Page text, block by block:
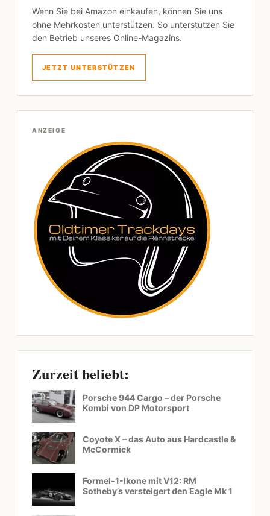
Wenn Sie bei Amazon einkaufen, können Sie uns
ohne Mehrkosten unterstützen. So unterstützen Sie
den Betrieb unseres Online-Magazins.
JETZT UNTERSTÜTZEN
ANZEIGE
Zurzeit beliebt:
Porsche 944 Cargo – der Porsche
Kombi von DP Motorsport
Coyote X – das Auto aus Hardcastle &
McCormick
Formel-1-Ikone mit V12: RM
Sotheby’s versteigert den Eagle Mk 1